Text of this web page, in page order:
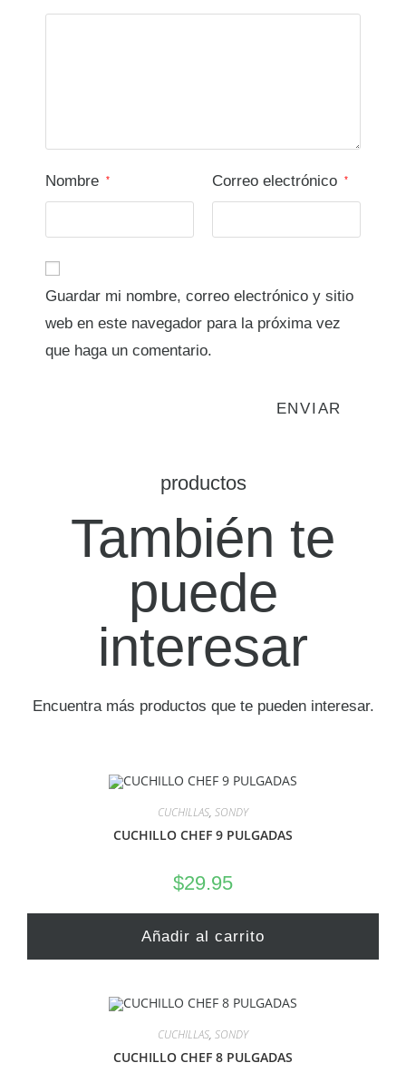
Nombre * Correo electrónico *
Guardar mi nombre, correo electrónico y sitio
web en este navegador para la próxima vez
que haga un comentario.
productos
También te
puede
interesar
Encuentra más productos que te pueden interesar.
CUCHILLAS, SONDY
CUCHILLO CHEF 9 PULGADAS
$29.95
Añadir al carrito
CUCHILLAS, SONDY
CUCHILLO CHEF 8 PULGADAS